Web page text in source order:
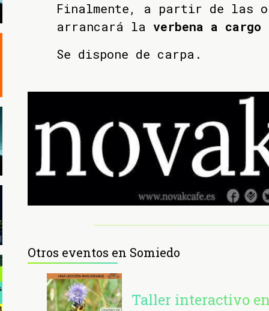
Finalmente, a partir de las
arrancará la verbena a
Se dispone de carpa.
Otros eventos en Somiedo
Taller interactivo